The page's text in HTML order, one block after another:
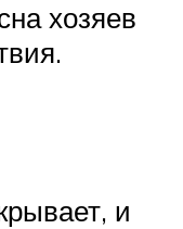
хозяев
и